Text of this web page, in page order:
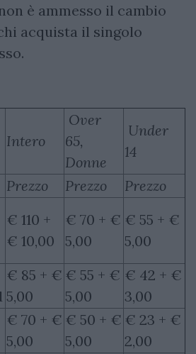
è ammesso il cambio
acquista il singolo
Intero
Over
65,
Donne
Under
14
Prezzo
Prezzo
Prezzo
€ 110 +
€ 10,00
€ 70 + €
5,00
€ 55 + €
5,00
€ 85 + €
5,00
€ 55 + €
5,00
€ 42 + €
3,00
€ 70 + €
5,00
€ 50 + €
5,00
€ 23 + €
2,00